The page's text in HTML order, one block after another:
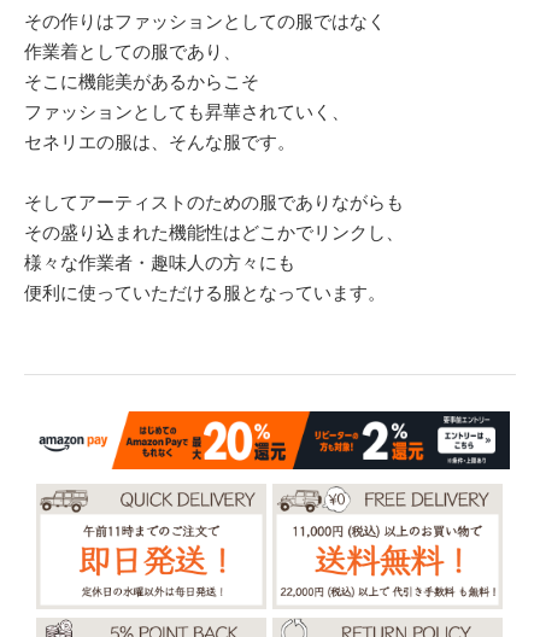
その作りはファッションとしての服ではなく
作業着としての服であり、
そこに機能美があるからこそ
ファッションとしても昇華されていく、
セネリエの服は、そんな服です。
そしてアーティストのための服でありながらも
その盛り込まれた機能性はどこかでリンクし、
様々な作業者・趣味人の方々にも
便利に使っていただける服となっています。